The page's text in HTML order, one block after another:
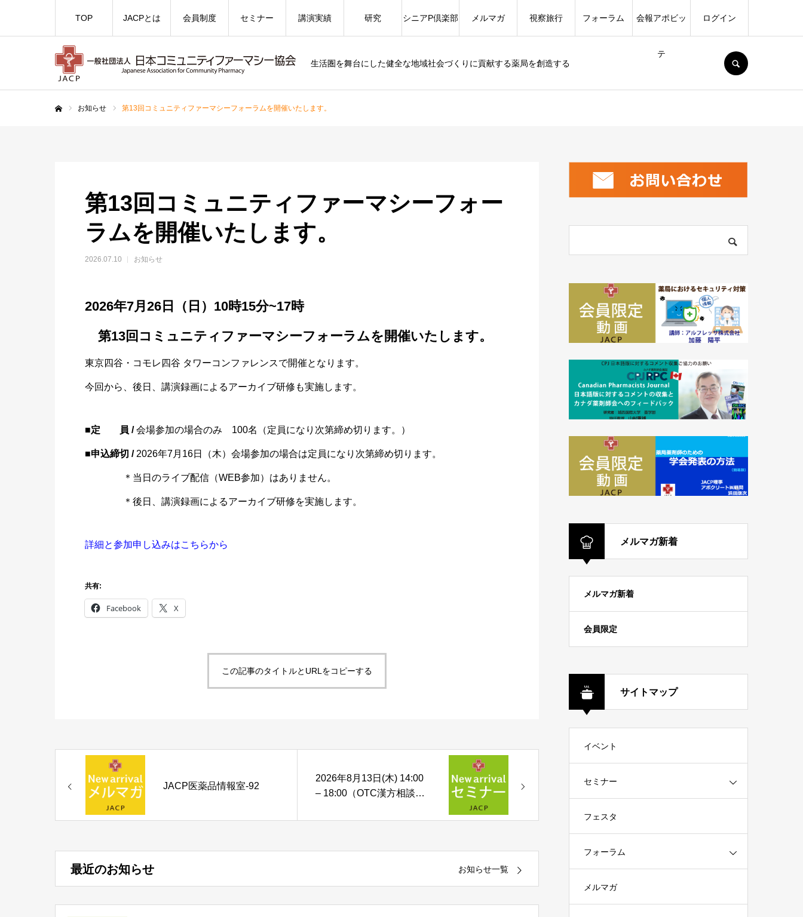
生活圏を舞台にした健全な地域社会づくりに貢献する薬局を創造する
TOP JACPとは 会員制度 セミナー 講演実績 研究 シニアP倶楽部 メルマガ 視察旅行 フォーラム 会報アポビッ
テ
ログイン
お知らせ 第13回コミュニティファーマシーフォーラムを開催いたします。
第13回コミュニティファーマシーフォー
ラムを開催いたします。
2026.07.10 お知らせ
2026年7月26日（日 ）10時15分~17時
第13回コミ ュニティ ファーマシーフォ ーラムを開催いたします。
東京四谷・コモレ四谷 タワーコンファレンスで開催となります。
今回から、後日、講演録画によるアーカイブ研修も実施します。
■定 員 /会場参加の場合のみ 100名（定 員になり 次第締め切ります。）
■申込締切 /2026年7月16日 （木）会場参加の場合は定 員になり 次第締め切ります。
＊当日のライブ配信（WEB参加）はありません。
＊後日、講演録画によるアーカイブ研修を実施します。
詳細と参加申し込みはこちらから
共有:
Facebook X
この記事のタイトルとURLをコピーする
JACP医薬品情報室-92
2026年8月13日(木) 14:00
– 18:00（OTC漢方相談の
医基礎理論 蔵象学説
ス」
最近のお知らせ お知らせ一覧
メルマガ新着
メルマガ新着
会員限定
サイトマップ
イベント
セミナー
フェスタ
フォーラム
メルマガ